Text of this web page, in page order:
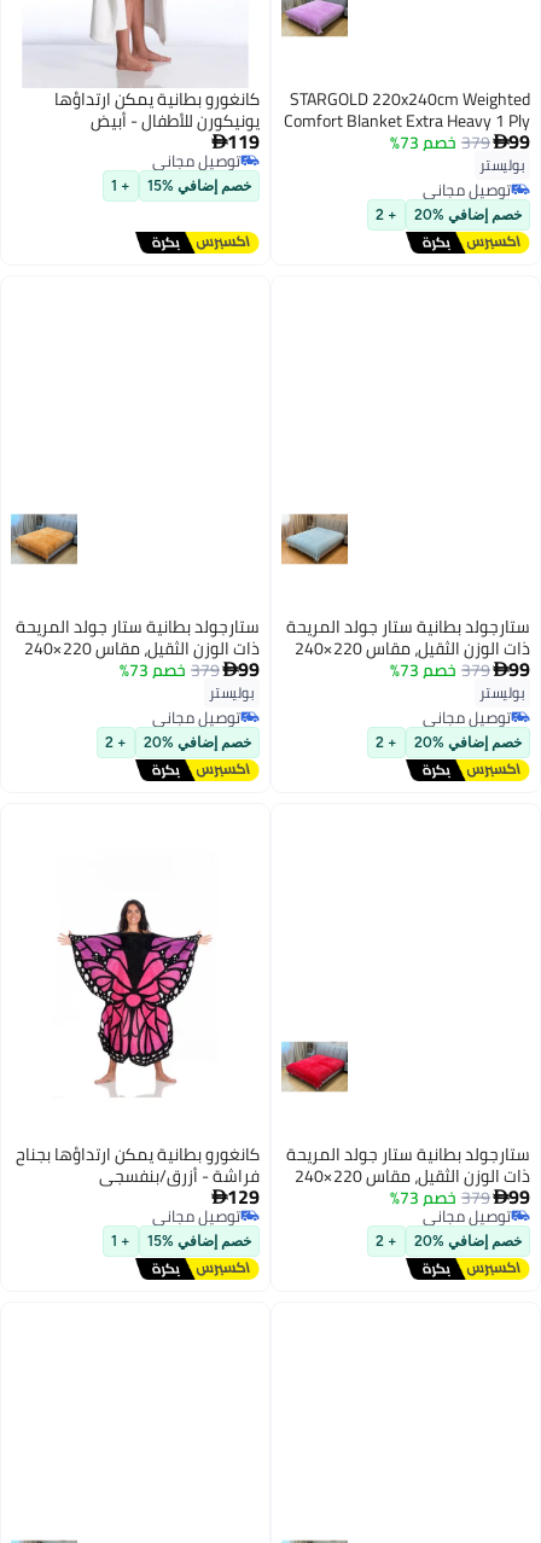
STARGOLD 220x240cm Weighted
Comfort Blanket Extra Heavy 1 Ply
Winter Throw Blanket Super Soft
Embossed Wool Feel Bedding,
10LBS, SG-BLC604
99
379 خصم 73%
بوليستر
توصيل مجاني
توصيل مجاني
خصم إضافي %20 + 2
كانغورو بطانية يمكن ارتداؤها
يونيكورن للأطفال - أبيض
119
توصيل مجاني
توصيل مجاني
خصم إضافي %15 + 1
ستارجولد بطانية ستار جولد المريحة
ذات الوزن الثقيل، مقاس 220×240
سم، طبقة واحدة، بطانية شتوية
فائقة النعومة، ملمس صوفي
منقوش، وزن 10 أرطال، SG-BLC604
99
379 خصم 73%
بوليستر
توصيل مجاني
توصيل مجاني
خصم إضافي %20 + 2
ستارجولد بطانية ستار جولد المريحة
ذات الوزن الثقيل، مقاس 220×240
سم، طبقة واحدة، بطانية شتوية
فائقة النعومة، ملمس صوفي
منقوش، وزن 10 أرطال، SG-BLC604
99
379 خصم 73%
بوليستر
توصيل مجاني
توصيل مجاني
خصم إضافي %20 + 2
ستارجولد بطانية ستار جولد المريحة
ذات الوزن الثقيل، مقاس 220×240
سم، طبقة واحدة، بطانية شتوية
فائقة النعومة، ملمس صوفي
منقوش، وزن 10 أرطال، SG-BLC604
99
379 خصم 73%
توصيل مجاني
توصيل مجاني
خصم إضافي %20 + 2
كانغورو بطانية يمكن ارتداؤها بجناح
فراشة - أزرق/بنفسجي
129
توصيل مجاني
توصيل مجاني
خصم إضافي %15 + 1